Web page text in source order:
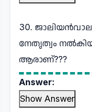
30.
നേതൃത്വം
ആരാണ്???
Answer:
Show Answer